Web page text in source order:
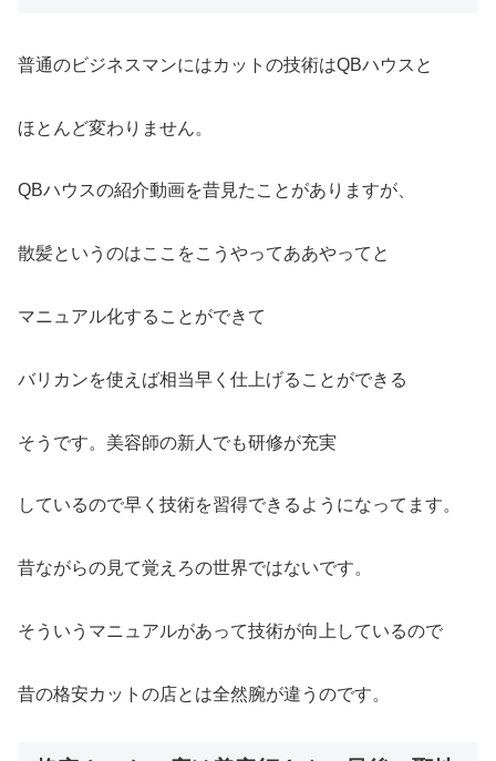
普通のビジネスマンにはカットの技術はQBハウスと
ほとんど変わりません。
QBハウスの紹介動画を昔見たことがありますが、
散髪というのはここをこうやってああやってと
マニュアル化することができて
バリカンを使えば相当早く仕上げることができる
そうです。美容師の新人でも研修が充実
しているので早く技術を習得できるようになってます。
昔ながらの見て覚えろの世界ではないです。
そういうマニュアルがあって技術が向上しているので
昔の格安カットの店とは全然腕が違うのです。